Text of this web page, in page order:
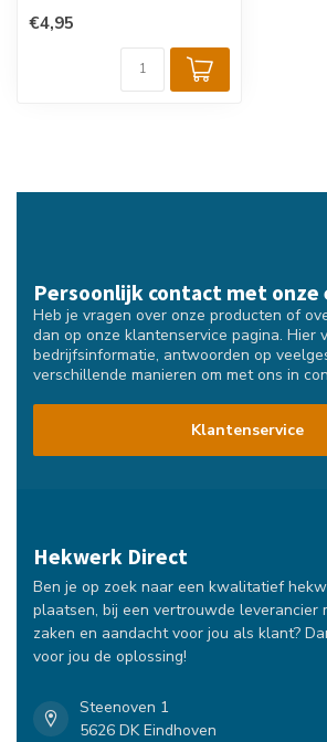
€4,95
Persoonlijk contact met onze
Heb je vragen over onze producten of
dan op onze klantenservice pagina. Hier
bedrijfsinformatie, antwoorden op
verschillende manieren om met ons in
Klantenservice
Hekwerk Direct
Ben je op zoek naar een kwalitatief
plaatsen, bij een vertrouwde leverancier
zaken en aandacht voor jou als klant?
voor jou de oplossing!
Steenoven 1
5626 DK Eindhoven